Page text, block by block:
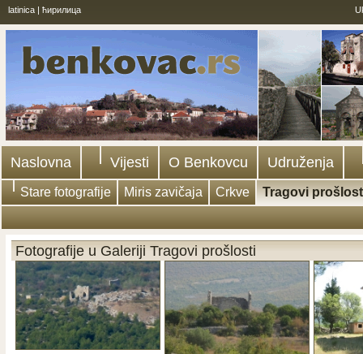
latinica | ћирилица
Naslovna Vijesti O Benkovcu Udruženja
Stare fotografije Miris zavičaja Crkve Tragovi
Fotografije u Galeriji Tragovi prošlosti